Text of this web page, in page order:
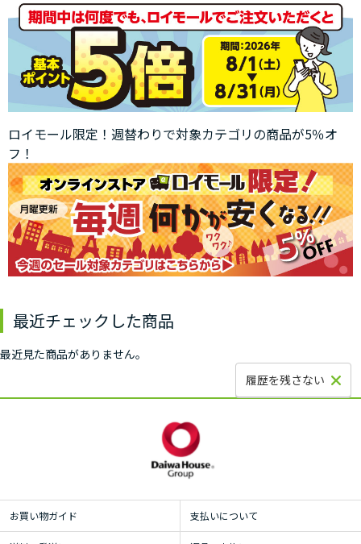
ロイモール限定！週替わりで対象カテゴリの商品が5％オ
フ！
最近チェックした商品
最近見た商品がありません。
履歴を残さない
お買い物ガイド 支払いについて